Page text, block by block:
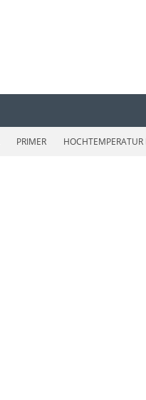
PRIMER HOCHTEMPERATUR